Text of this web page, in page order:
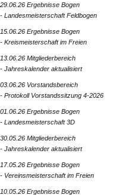
29.06.26 Ergebnisse Bogen
- Landesmeisterschaft Feldbogen
15.06.26 Ergebnisse Bogen
- Kreismeisterschaft im Freien
13.06.26 Mitgliederbereich
- Jahreskalender aktualisiert
03.06.26 Vorstandsbereich
- Protokoll Vorstandssitzung 4-2026
01.06.26 Ergebnisse Bogen
- Landesmeisterschaft 3D
30.05.26 Mitgliederbereich
- Jahreskalender aktualisiert
17.05.26 Ergebnisse Bogen
- Vereinsmeisterschaft im Freien
10.05.26 Ergebnisse Bogen